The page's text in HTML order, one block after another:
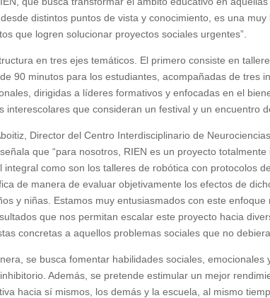
distintos puntos de vista y conocimiento, es una
que logren solucionar proyectos sociales urgentes”.
en tres ejes temáticos. El primero consiste en
90 minutos para los estudiantes, acompañadas de tres
dirigidas a líderes formativos y enfocadas en el
interescolares que consideran un festival y un encuentro
Director del Centro Interdisciplinario de
que “para nosotros, RIEN es un proyecto
integral como son los talleres de robótica con protocolos
de manera de evaluar objetivamente los efectos de
y niñas. Estamos muy entusiasmados con este
que nos permitan escalar este proyecto hacia
concretas a aquellos problemas sociales que no
se busca fomentar habilidades sociales,
Además, se pretende estimular un mejor
hacia sí mismos, los demás y la escuela, al mismo